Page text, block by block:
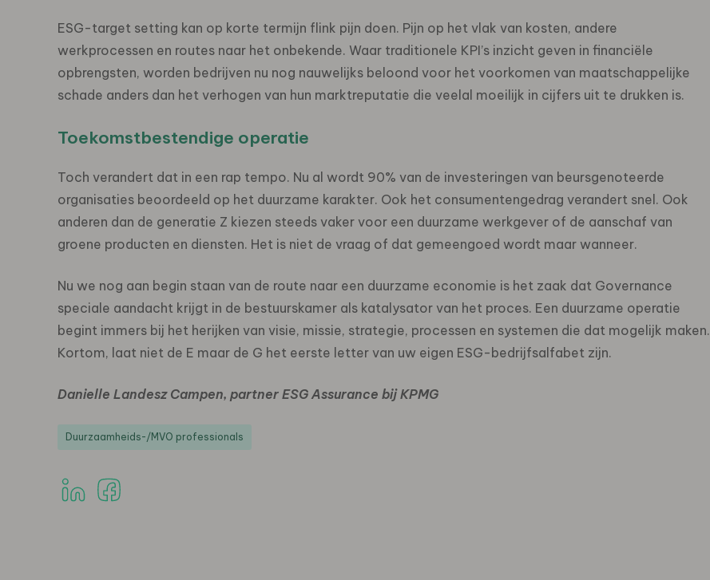
ESG-target setting kan op korte termijn flink pijn doen. Pijn op het vlak van kosten, andere
werkprocessen en routes naar het onbekende. Waar traditionele KPI’s inzicht geven in financiële
opbrengsten, worden bedrijven nu nog nauwelijks beloond voor het voorkomen van maatschappelijke
schade anders dan het verhogen van hun marktreputatie die veelal moeilijk in cijfers uit te drukken is.
Toekomstbestendige operatie
Toch verandert dat in een rap tempo. Nu al wordt 90% van de investeringen van beursgenoteerde
organisaties beoordeeld op het duurzame karakter. Ook het consumentengedrag verandert snel. Ook
anderen dan de generatie Z kiezen steeds vaker voor een duurzame werkgever of de aanschaf van
groene producten en diensten. Het is niet de vraag of dat gemeengoed wordt maar wanneer.
Nu we nog aan begin staan van de route naar een duurzame economie is het zaak dat Governance
speciale aandacht krijgt in de bestuurskamer als katalysator van het proces. Een duurzame operatie
begint immers bij het herijken van visie, missie, strategie, processen en systemen die dat mogelijk maken.
Kortom, laat niet de E maar de G het eerste letter van uw eigen ESG-bedrijfsalfabet zijn.
Danielle Landesz Campen, partner ESG Assurance bij KPMG
Duurzaamheids-/MVO professionals